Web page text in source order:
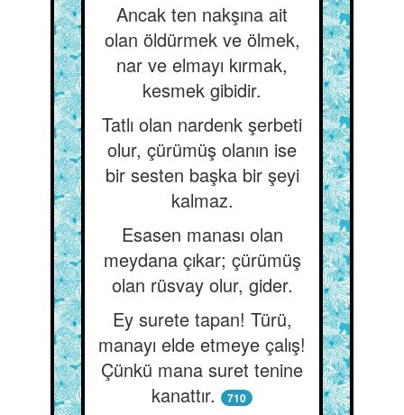
Ancak ten nakşına ait
olan öldürmek ve ölmek,
nar ve elmayı kırmak,
kesmek gibidir.
Tatlı olan nardenk şerbeti
olur, çürümüş olanın ise
bir sesten başka bir şeyi
kalmaz.
Esasen manası olan
meydana çıkar; çürümüş
olan rüsvay olur, gider.
Ey surete tapan! Türü,
manayı elde etmeye çalış!
Çünkü mana suret tenine
kanattır.
710